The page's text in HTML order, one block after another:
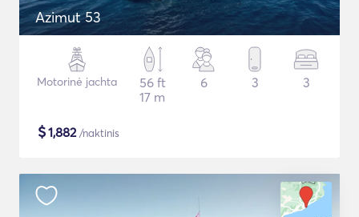
Azimut 53
Motorinė jachta
56 ft
17 m
6 3 3
$1,882/naktinis